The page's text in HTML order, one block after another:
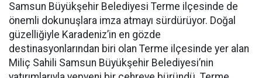
Samsun Büyükşehir Belediyesi Terme ilçesinde de
önemli dokunuşlara imza atmayı sürdürüyor. Doğal
güzelliğiyle Karadeniz’in en gözde
destinasyonlarından biri olan Terme ilçesinde yer alan
Miliç Sahili Samsun Büyükşehir Belediyesi’nin